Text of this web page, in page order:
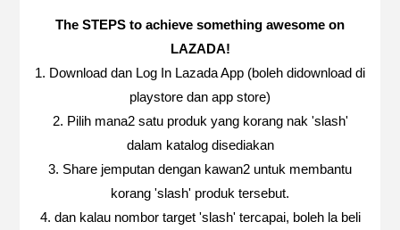
The STEPS to achieve something awesome on
LAZADA!
1. Download dan Log In Lazada App (boleh didownload di
playstore dan app store)
2. Pilih mana2 satu produk yang korang nak 'slash'
dalam katalog disediakan
3. Share jemputan dengan kawan2 untuk membantu
korang 'slash' produk tersebut.
4. dan kalau nombor target 'slash' tercapai, boleh la beli